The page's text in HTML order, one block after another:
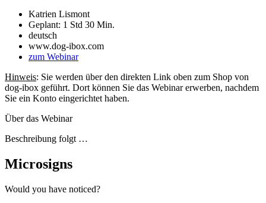
Katrien Lismont
Geplant: 1 Std 30 Min.
deutsch
www.dog-ibox.com
zum Webinar
Hinweis: Sie werden über den direkten Link oben zum Shop von
dog-ibox geführt. Dort können Sie das Webinar erwerben, nachdem
Sie ein Konto eingerichtet haben.
Über das Webinar
Beschreibung folgt …
Microsigns
Would you have noticed?